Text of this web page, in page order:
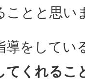
ことと思い
導をしてい
てくれるこ